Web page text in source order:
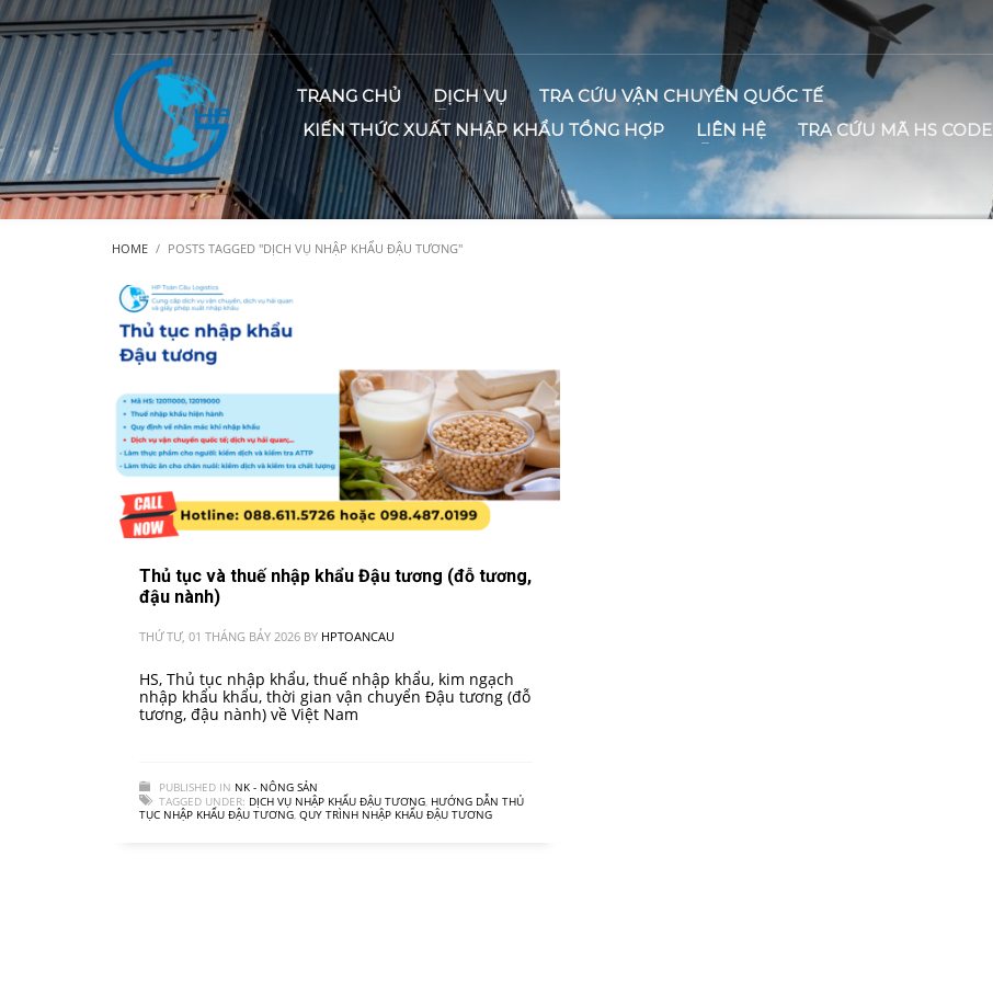
TRANG CHỦ DỊCH VỤ
TRA CỨU VẬN CHUYỂN QUỐC TẾ
KIẾN THỨC XUẤT NHẬP KHẨU TỔNG HỢP
LIÊN HỆ TRA CỨU MÃ HS CODE
HOME POSTS TAGGED "DỊCH VỤ NHẬP KHẨU ĐẬU TƯƠNG"
Thủ tục và thuế nhập khẩu Đậu tương (đỗ tương,
đậu nành)
THỨ TƯ, 01 THÁNG BẢY 2026 BY HPTOANCAU
HS, Thủ tục nhập khẩu, thuế nhập khẩu, kim ngạch
nhập khẩu khẩu, thời gian vận chuyển Đậu tương (đỗ
tương, đậu nành) về Việt Nam
PUBLISHED IN NK - NÔNG SẢN
TAGGED UNDER: DỊCH VỤ NHẬP KHẨU ĐẬU TƯƠNG, HƯỚNG DẪN THỦ
TỤC NHẬP KHẨU ĐẬU TƯƠNG, QUY TRÌNH NHẬP KHẨU ĐẬU TƯƠNG